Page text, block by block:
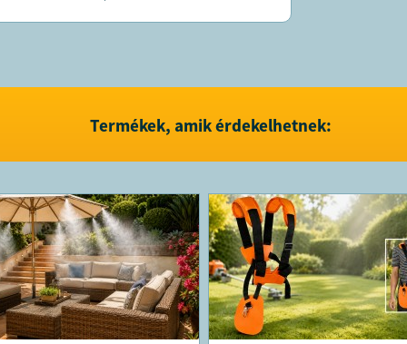
A
Termékek, amik érdekelhetnek: